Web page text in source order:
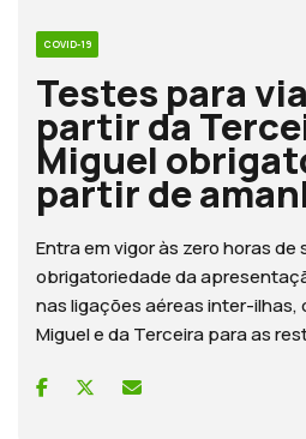
COVID-19
Testes para
partir da
Miguel
partir de
Entra em vigor às zero horas de
obrigatoriedade da
nas ligações aéreas inter-ilhas,
Miguel e da Terceira para as